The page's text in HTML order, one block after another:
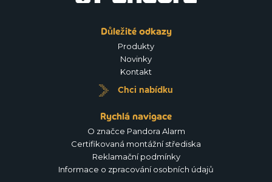
Důležité odkazy
Produkty
Novinky
Kontakt
Chci nabídku
Rychlá navigace
O značce Pandora Alarm
Certifikovaná montážní střediska
Reklamační podmínky
Informace o zpracování osobních údajů